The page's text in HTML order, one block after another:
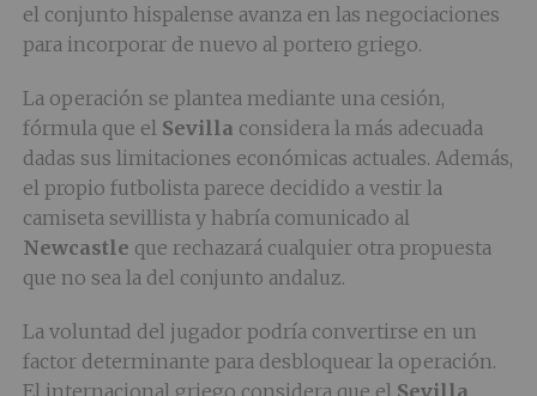
el conjunto hispalense avanza en las negociaciones
para incorporar de nuevo al portero griego.
La operación se plantea mediante una cesión,
fórmula que el Sevilla considera la más adecuada
dadas sus limitaciones económicas actuales. Además,
el propio futbolista parece decidido a vestir la
camiseta sevillista y habría comunicado al
Newcastle que rechazará cualquier otra propuesta
que no sea la del conjunto andaluz.
La voluntad del jugador podría convertirse en un
factor determinante para desbloquear la operación.
El internacional griego considera que el Sevilla